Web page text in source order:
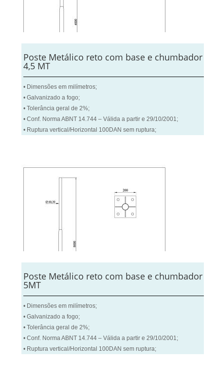
Poste Metálico reto com base e chumbador
4,5 MT
• Dimensões em milímetros;
• Galvanizado a fogo;
• Tolerância geral de 2%;
• Conf. Norma ABNT 14.744 – Válida a partir e 29/10/2001;
• Ruptura vertical/Horizontal 100DAN sem ruptura;
Poste Metálico reto com base e chumbador
5MT
• Dimensões em milímetros;
• Galvanizado a fogo;
• Tolerância geral de 2%;
• Conf. Norma ABNT 14.744 – Válida a partir e 29/10/2001;
• Ruptura vertical/Horizontal 100DAN sem ruptura;